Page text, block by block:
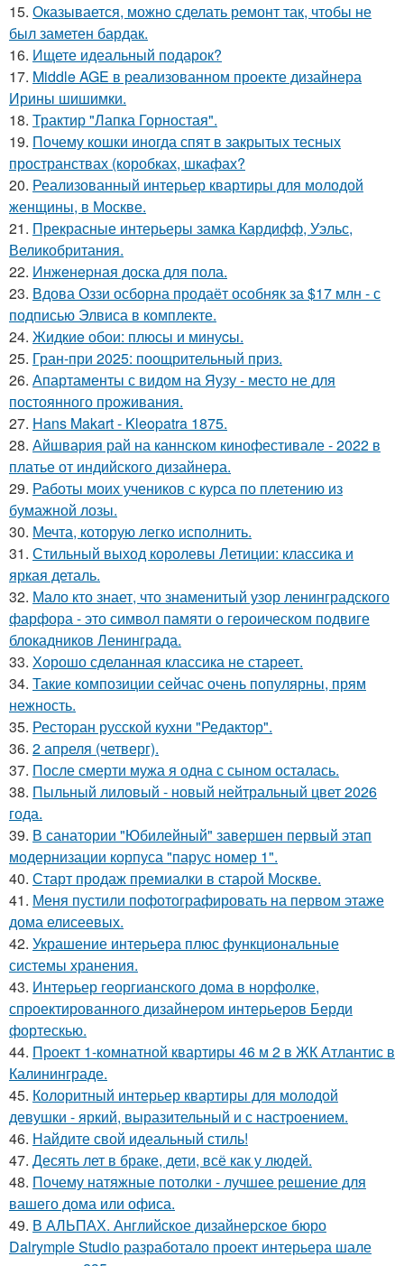
15. Оказывается, можно сделать ремонт так, чтобы не
был заметен бардак.
16. Ищете идеальный подарок?
17. Middle AGE в реализованном проекте дизайнера
Ирины шишимки.
18. Трактир "Лапка Горностая".
19. Почему кошки иногда спят в закрытых тесных
пространствах (коробках, шкафах?
20. Реализованный интерьер квартиры для молодой
женщины, в Москве.
21. Прекрасные интерьеры замка Кардифф, Уэльс,
Великобритания.
22. Инжeнepная доска для пола.
23. Вдова Оззи осборна продаёт особняк за $17 млн - с
подписью Элвиса в комплекте.
24. Жидкиe обои: плюсы и минуcы.
25. Гран-при 2025: поощрительный приз.
26. Апартаменты с видом на Яузу - место не для
постоянного проживания.
27. Hans Makart - Kleopatra 1875.
28. Айшвария рай на каннском кинофестивале - 2022 в
платье от индийского дизайнера.
29. Работы моих учеников с курса по плетению из
бумажной лозы.
30. Мечта, которую легко исполнить.
31. Стильный выход королевы Летиции: классика и
яркая деталь.
32. Мало кто знает, что знаменитый узор ленинградского
фарфора - это символ памяти о героическом подвиге
блокадников Ленинграда.
33. Хорошо сделанная классика не стареет.
34. Такие композиции сейчас очень популярны, прям
нежность.
35. Ресторан русской кухни "Редактор".
36. 2 апреля (четверг).
37. После смерти мужа я одна с сыном осталась.
38. Пыльный лиловый - новый нейтральный цвет 2026
года.
39. В санатории "Юбилейный" завершен первый этап
модернизации корпуса "парус номер 1".
40. Старт продаж премиалки в старой Москве.
41. Меня пустили пофотографировать на первом этаже
дома елисеевых.
42. Украшение интерьера плюс функциональные
системы хранения.
43. Интерьер георгианского дома в норфолке,
спроектированного дизайнером интерьеров Берди
фортескью.
44. Проект 1-комнатной квартиры 46 м 2 в ЖК Атлантис в
Калининграде.
45. Колоритный интерьер квартиры для молодой
девушки - яркий, выразительный и с настроением.
46. Найдите свой идеальный стиль!
47. Десять лет в браке, дети, всё как у людей.
48. Почему натяжные потолки - лучшее решение для
вашего дома или офиса.
49. В АЛЬПАХ. Английское дизайнерское бюро
Dalrymple Studio разработало проект интерьера шале